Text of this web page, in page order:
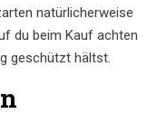
natürlicherweise
du beim Kauf achten
geschützt hältst.